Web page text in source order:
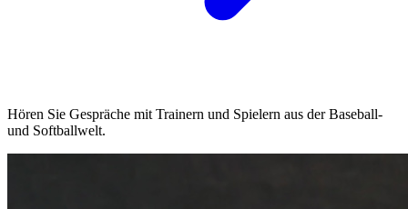
Hören Sie Gespräche mit Trainern und Spielern aus der Baseball-
und Softballwelt.